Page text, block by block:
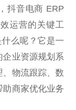
抖音电商 ERP
运营的关键工
么呢？它是一
企业资源规划系
物流跟踪、数
商家优化业务